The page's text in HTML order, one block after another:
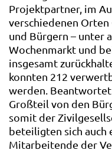
Projektpartner, im
verschiedenen
und Bürgern – unter
Wochenmarkt und
insgesamt
konnten 212
werden.
Großteil von den
somit der
beteiligten sich auch
Mitarbeitende der